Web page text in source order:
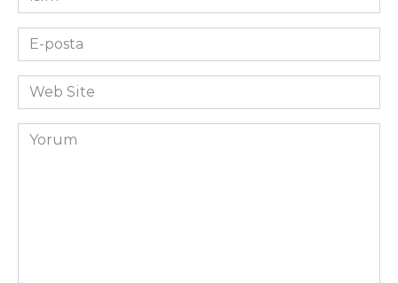
*
E-
posta
*Web
Site
Yorum